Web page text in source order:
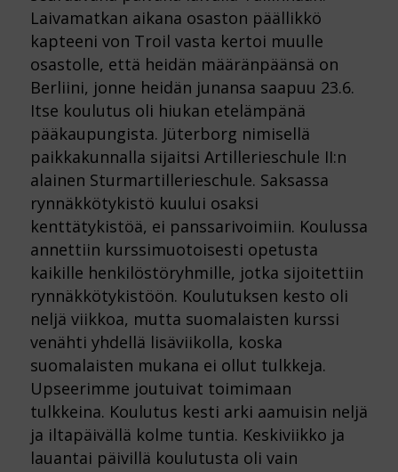
Laivamatkan aikana osaston päällikkö
kapteeni von Troil vasta kertoi muulle
osastolle, että heidän määränpäänsä on
Berliini, jonne heidän junansa saapuu 23.6.
Itse koulutus oli hiukan etelämpänä
pääkaupungista. Jüterborg nimisellä
paikkakunnalla sijaitsi Artillerieschule II:n
alainen Sturmartillerieschule. Saksassa
rynnäkkötykistö kuului osaksi
kenttätykistöä, ei panssarivoimiin. Koulussa
annettiin kurssimuotoisesti opetusta
kaikille henkilöstöryhmille, jotka sijoitettiin
rynnäkkötykistöön. Koulutuksen kesto oli
neljä viikkoa, mutta suomalaisten kurssi
venähti yhdellä lisäviikolla, koska
suomalaisten mukana ei ollut tulkkeja.
Upseerimme joutuivat toimimaan
tulkkeina. Koulutus kesti arki aamuisin neljä
ja iltapäivällä kolme tuntia. Keskiviikko ja
lauantai päivillä koulutusta oli vain